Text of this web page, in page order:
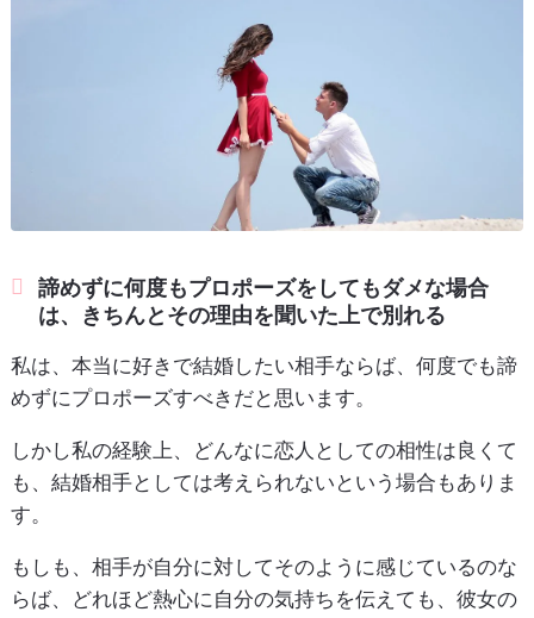
諦めずに何度もプロポーズをしてもダメな場合
は、きちんとその理由を聞いた上で別れる
私は、本当に好きで結婚したい相手ならば、何度でも諦
めずにプロポーズすべきだと思います。
しかし私の経験上、どんなに恋人としての相性は良くて
も、結婚相手としては考えられないという場合もありま
す。
もしも、相手が自分に対してそのように感じているのな
らば、どれほど熱心に自分の気持ちを伝えても、彼女の